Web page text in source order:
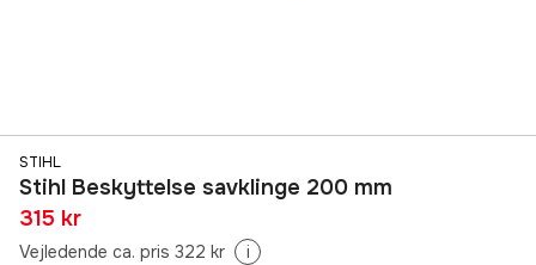
STIHL
Stihl Beskyttelse savklinge 200 mm
315 kr
Vejledende ca. pris 322 kr i